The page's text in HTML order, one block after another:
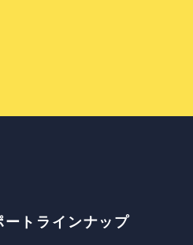
ートラインナップ